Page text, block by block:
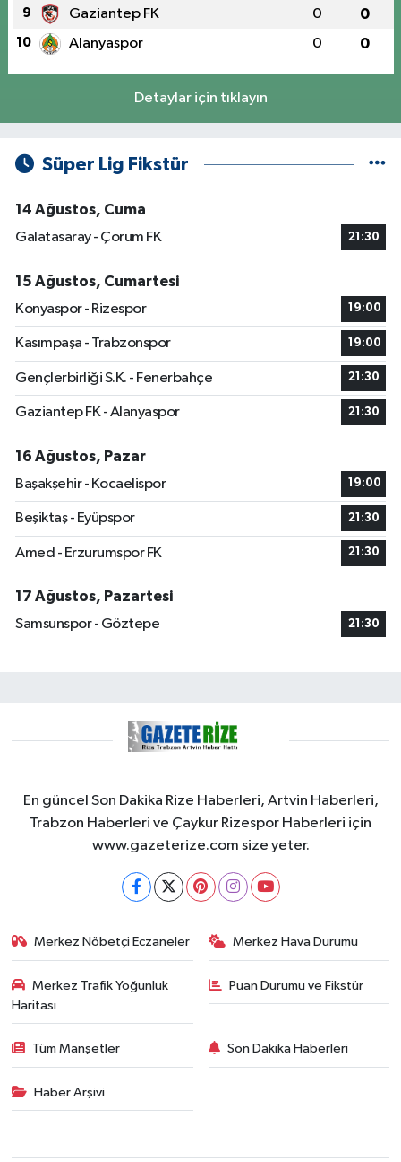
9 Gaziantep FK 0 0
10 Alanyaspor 0 0
Detaylar için tıklayın
Süper Lig Fikstür
14 Ağustos, Cuma
Galatasaray - Çorum FK
21:30
15 Ağustos, Cumartesi
Konyaspor - Rizespor
19:00
Kasımpaşa - Trabzonspor 19:00
Gençlerbirliği S.K. - Fenerbahçe 21:30
Gaziantep FK - Alanyaspor 21:30
16 Ağustos, Pazar
Başakşehir - Kocaelispor
19:00
Beşiktaş - Eyüpspor 21:30
Amed - Erzurumspor FK 21:30
17 Ağustos, Pazartesi
Samsunspor - Göztepe
21:30
En güncel Son Dakika Rize Haberleri, Artvin Haberleri,
Trabzon Haberleri ve Çaykur Rizespor Haberleri için
www.gazeterize.com size yeter.
Merkez Nöbetçi Eczaneler Merkez Hava Durumu
Merkez Trafik Yoğunluk
Haritası
Puan Durumu ve Fikstür
Tüm Manşetler Son Dakika Haberleri
Haber Arşivi